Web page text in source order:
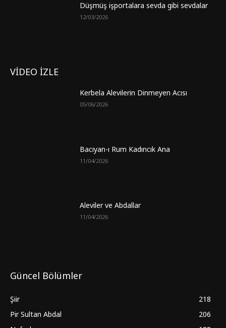
Düşmüş işportalara sevda gibi sevdalar
12/03/2026
VİDEO İZLE
Kerbela Alevilerin Dinmeyen Acısı
05/06/2026
Bacıyan-ı Rum Kadıncık Ana
11/04/2026
Aleviler ve Abdallar
11/04/2026
Güncel Bölümler
Şiir
218
Pir Sultan Abdal
206